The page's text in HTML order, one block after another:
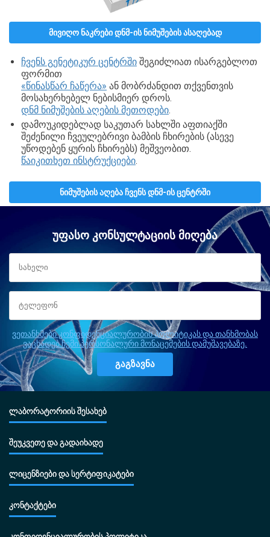
ᲛᲘᲕᲘᲦᲝ ᲜᲐᲙᲠᲔᲑᲘ ᲓᲜᲛ-ᲘᲡ ᲜᲘᲛᲣᲨᲔᲑᲘᲡ ᲐᲡᲐᲦᲔᲑᲐᲓ
ჩვენს გენეტიკურ ცენტრში შეგიძლიათ ისარგებლოთ
ფორმით
«წინასწარ ჩაწერა» ან მობრძანდით თქვენთვის
მოსახერხებელ ნებისმიერ დროს.
დნმ ნიმუშების აღების მეთოდები.
დამოუკიდებლად საკუთარ სახლში აფთიაქში
შეძენილი ჩვეულებრივი ბამბის ჩხირების (ასევე
უწოდებენ ყურის ჩხირებს) მეშვეობით.
წაიკითხეთ ინსტრუქციები.
ᲜᲘᲛᲣᲨᲔᲑᲘᲡ ᲐᲦᲔᲑᲐ ᲩᲕᲔᲜᲡ ᲓᲜᲛ-ᲘᲡ ᲪᲔᲜᲢᲠᲨᲘ
ᲣᲤᲐᲡᲝ ᲙᲝᲜᲡᲣᲚᲢᲐᲪᲘᲘᲡ ᲛᲘᲦᲔᲑᲐ
ვეთანხმები კონფიდენციალურობის პოლიტიკას და თანხმობას
ვაცხადებ ჩემი პერსონალური მონაცემების დამუშავებაზე.
ლაბორატორიის შესახებ
შეუკვეთე და გადაიხადე
ლიცენზიები და სერტიფიკატები
კონტაქტები